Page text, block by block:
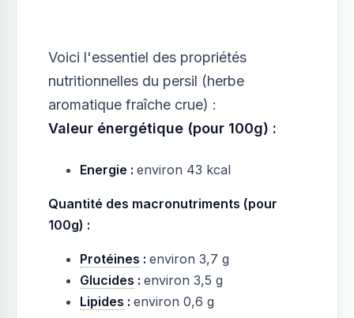
Voici l'essentiel des propriétés
nutritionnelles du persil (herbe
aromatique fraîche crue) :
Valeur énergétique (pour 100g) :
Energie : environ 43 kcal
Quantité des macronutriments (pour
100g) :
Protéines : environ 3,7 g
Glucides : environ 3,5 g
Lipides : environ 0,6 g